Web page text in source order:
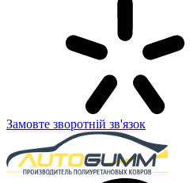
Замовте зворотній зв'язок